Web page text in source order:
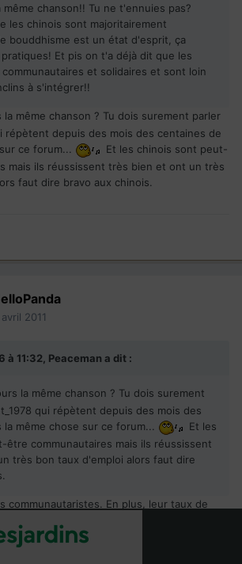
même chanson!! Tu ne t'ennuies pas?
les chinois sont majoritairement
bouddhisme est un état d'esprit, ça
Et pis on t'a déjà dit que les
et solidaires et sont loin
à s'intégrer!!
même chanson ? Tu dois surement parler
répètent depuis des mois des centaines de
ce forum...
Et les chinois sont peut-
mais ils réussissent très bien et ont un très
faut dire bravo aux chinois.
2011
à 11:32, Peaceman a dit :
la même chanson ? Tu dois surement
qui répètent depuis des mois des
même chose sur ce forum...
Et les
être communautaires mais ils réussissent
très bon taux d'emploi alors faut dire
communautaristes. En plus, leur taux de
plus bas. Ils ne restent pas au Québec.
pas une réussite.